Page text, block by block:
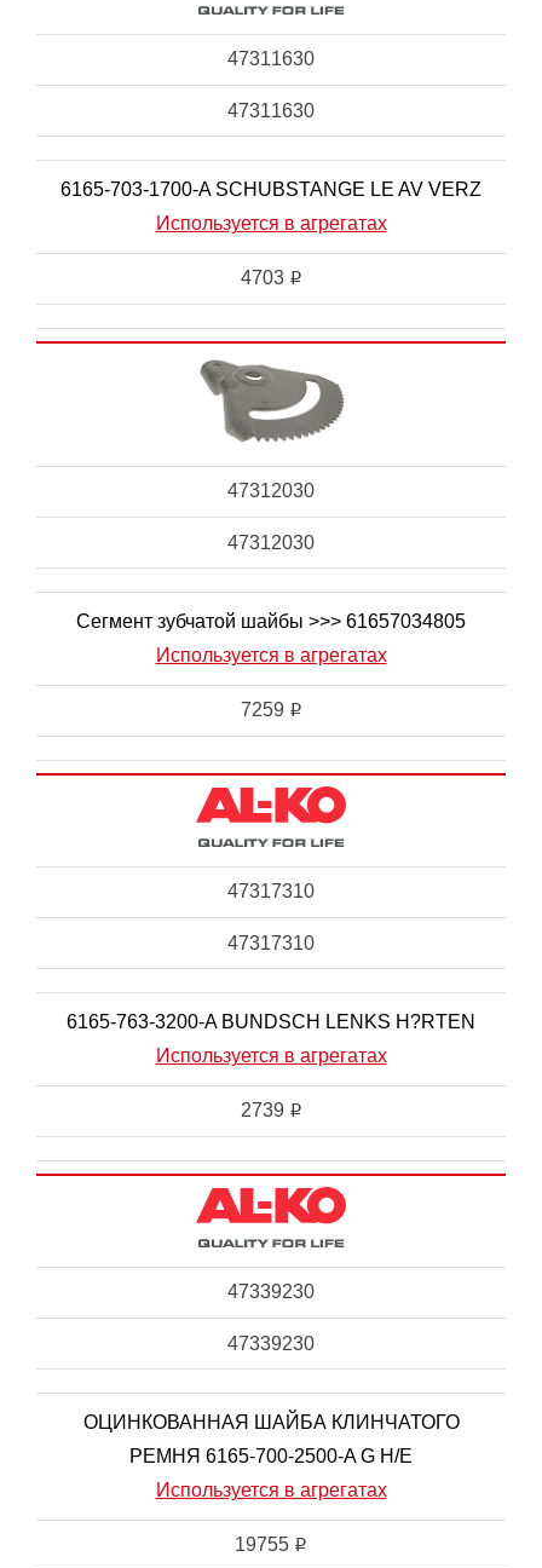
47311630
47311630
6165-703-1700-A SCHUBSTANGE LE AV VERZ
Используется в агрегатах
4703 i
47312030
47312030
Сегмент зубчатой шайбы >>> 61657034805
Используется в агрегатах
7259 i
47317310
47317310
6165-763-3200-A BUNDSCH LENKS H?RTEN
Используется в агрегатах
2739 i
47339230
47339230
ОЦИНКОВАННАЯ ШАЙБА КЛИНЧАТОГО
РЕМНЯ 6165-700-2500-A G H/E
Используется в агрегатах
19755 i